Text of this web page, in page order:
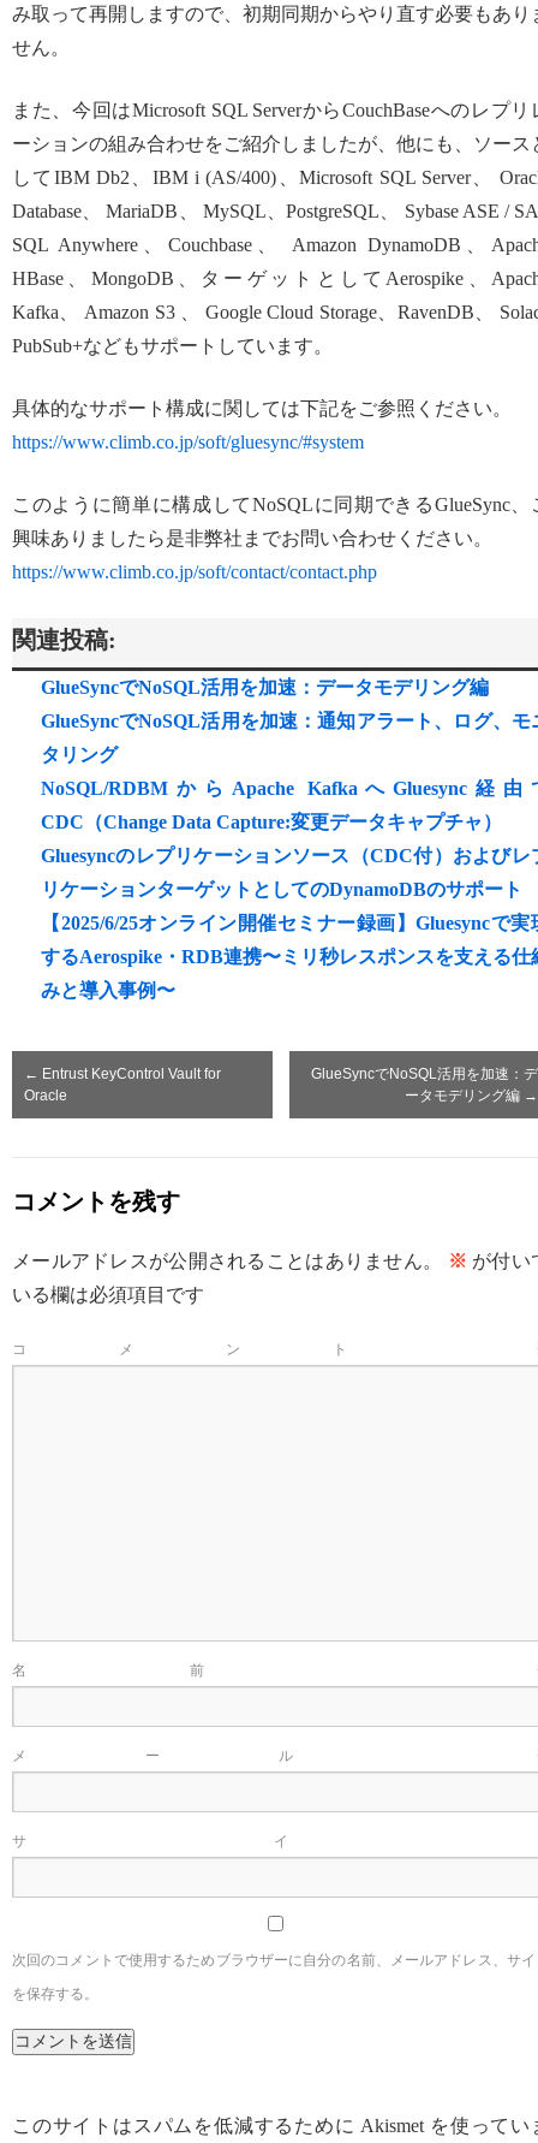
み取って再開しますので、初期同期からやり直す必要もあり
せん。
また、今回はMicrosoft SQL ServerからCouchBaseへのレプリ
ーションの組み合わせをご紹介しましたが、他にも、ソース
してIBM Db2、IBM i (AS/400)、Microsoft SQL Server、
Database、 MariaDB、 MySQL、PostgreSQL、 Sybase ASE /
SQL Anywhere、Couchbase、 Amazon DynamoDB、
HBase、MongoDB、ターゲットとしてAerospike、
Kafka、 Amazon S3 、 Google Cloud Storage、RavenDB、
PubSub+などもサポートしています。
具体的なサポート構成に関しては下記をご参照ください。
https://www.climb.co.jp/soft/gluesync/#system
このように簡単に構成してNoSQLに同期できるGlueSync、
興味ありましたら是非弊社までお問い合わせください。
https://www.climb.co.jp/soft/contact/contact.php
関連投稿:
GlueSyncでNoSQL活用を加速：データモデリング編
GlueSyncでNoSQL活用を加速：通知アラート、ログ、モ
タリング
NoSQL/RDBMからApache KafkaへGluesync経由
CDC（Change Data Capture:変更データキャプチャ）
Gluesyncのレプリケーションソース（CDC付）およびレ
リケーションターゲットとしてのDynamoDBのサポート
【2025/6/25オンライン開催セミナー録画】Gluesyncで実
するAerospike・RDB連携〜ミリ秒レスポンスを支える仕
みと導入事例〜
← Entrust KeyControl Vault for
Oracle
GlueSyncでNoSQL活用を加速：デ
ータモデリング編 →
コメントを残す
メールアドレスが公開されることはありません。 ※ が付い
いる欄は必須項目です
コメント
名前
メール
サイ
次回のコメントで使用するためブラウザーに自分の名前、メールアドレス、サ
を保存する。
このサイトはスパムを低減するために Akismet を使ってい